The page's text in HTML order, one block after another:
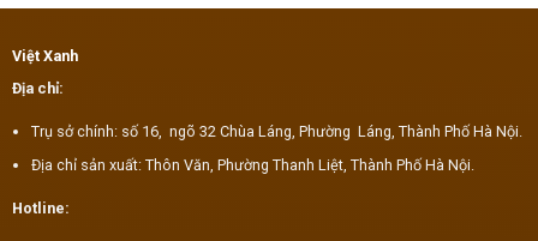
Việt Xanh
Địa chỉ:
Trụ sở chính: số 16, ngõ 32 Chùa Láng, Phường Láng, Thành Phố Hà Nội.
Địa chỉ sản xuất: Thôn Văn, Phường Thanh Liệt, Thành Phố Hà Nội.
Hotline: